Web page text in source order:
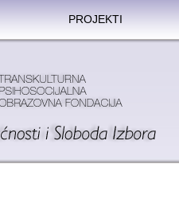
PROJEKTI